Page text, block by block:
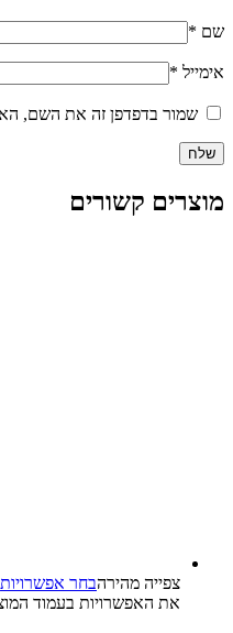
שם *
אימייל *
שמור בדפדפן זה את השם,
מוצרים קשורים
צפייה‬ ‫מהירה‬בחר אפשרויות
את האפשרויות בעמוד